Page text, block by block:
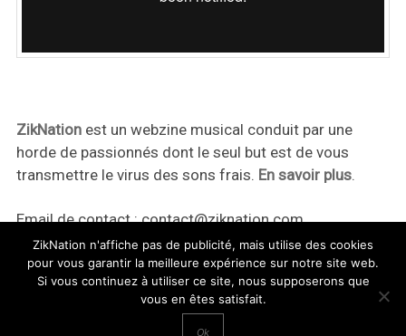
ZikNationest un webzine musical conduit par une
horde de passionnés dont le seul but est de vous
transmettre le virus des sons frais. En savoir plus.
Email de contact :contact@ziknation.com
ZikNation n'affiche pas de publicité, mais utilise des cookies
pour vous garantir la meilleure expérience sur notre site web.
Si vous continuez à utiliser ce site, nous supposerons que
vous en êtes satisfait.
Ok